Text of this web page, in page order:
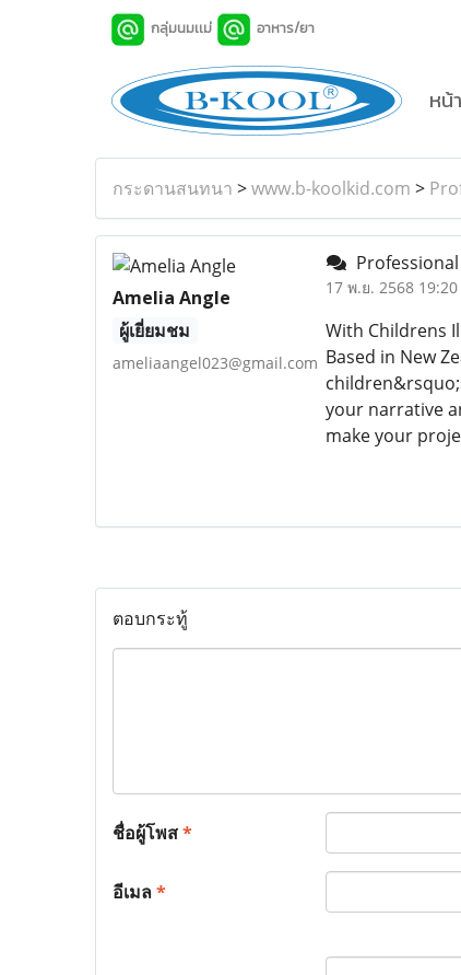
กลุ่มนมเเม่ อาหาร/ยา
หน้
กระดานสนทนา >www.b-koolkid.com >
Amelia Angle
ผู้เยี่ยมชม
ameliaangel023@gmail.com
17 พ.ย. 2568 19:20
With Childrens
Based in New
your narrative
make your
ตอบกระทู้
ชื่อผู้โพส*
อีเมล*